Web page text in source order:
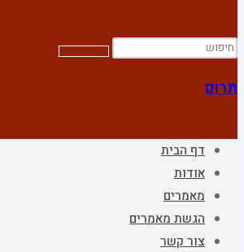
תרום
דף הבית
אודות
מאמרים
הגשת מאמרים
צור קשר